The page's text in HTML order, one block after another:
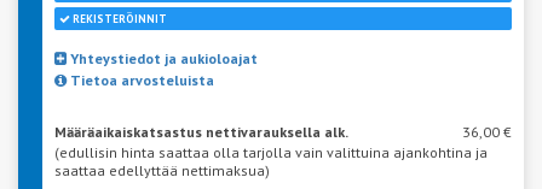
REKISTERÖINNIT
Yhteystiedot ja aukioloajat
Tietoa arvosteluista
Määräaikaiskatsastus nettivarauksella alk.
36,00 €
(edullisin hinta saattaa olla tarjolla vain valittuina ajankohtina ja
saattaa edellyttää nettimaksua)